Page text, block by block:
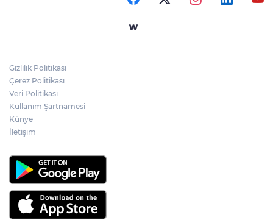
Gebze'e 5 Başkan Şehit Yılmaz Argon
Gizlilik Politikası
Çerez Politikası
Veri Politikası
Kullanım Şartnamesi
Künye
İletişim